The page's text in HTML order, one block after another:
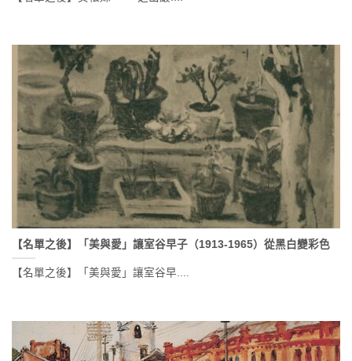
【名單之後】「美與愛」讓室谷早子（1913-1965）從黑白變彩色
【名單之後】「美與愛」讓室谷早....